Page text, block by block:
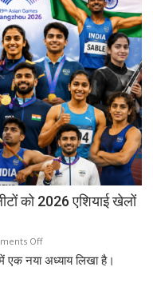
क्रिकेट
को
कहा
अलविदा
को 2026 एशियाई खेलों
Offon
गुजरात
एक नया अध्याय लिखा है।